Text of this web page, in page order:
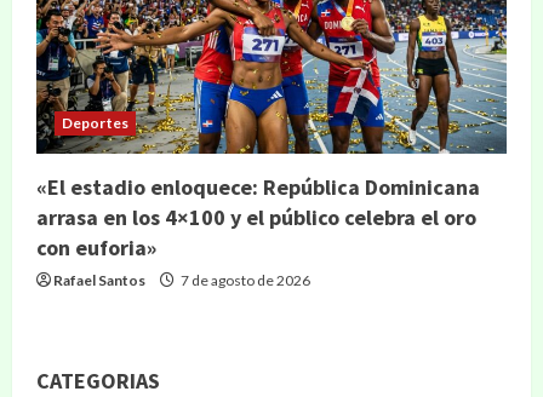
Deportes
«El estadio enloquece: República Dominicana
arrasa en los 4×100 y el público celebra el oro
con euforia»
Rafael Santos 7 de agosto de 2026
CATEGORIAS